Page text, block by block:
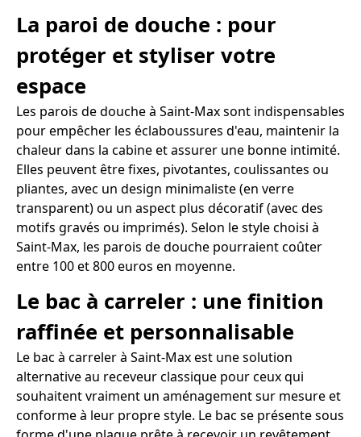
La paroi de douche : pour
protéger et styliser votre
espace
Les parois de douche à Saint-Max sont indispensables
pour empêcher les éclaboussures d'eau, maintenir la
chaleur dans la cabine et assurer une bonne intimité.
Elles peuvent être fixes, pivotantes, coulissantes ou
pliantes, avec un design minimaliste (en verre
transparent) ou un aspect plus décoratif (avec des
motifs gravés ou imprimés). Selon le style choisi à
Saint-Max, les parois de douche pourraient coûter
entre 100 et 800 euros en moyenne.
Le bac à carreler : une finition
raffinée et personnalisable
Le bac à carreler à Saint-Max est une solution
alternative au receveur classique pour ceux qui
souhaitent vraiment un aménagement sur mesure et
conforme à leur propre style. Le bac se présente sous